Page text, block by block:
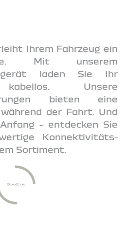
Ihrem Fahrzeug ein
Mit unserem
laden Sie Ihr
Unsere
bieten eine
der Fahrt. Und
- entdecken Sie
Konnektivitäts-
Sortiment.